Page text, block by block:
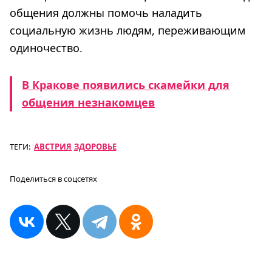
общения должны помочь наладить
социальную жизнь людям, переживающим
одиночество.
В Кракове появились скамейки для
общения незнакомцев
ТЕГИ: АВСТРИЯ ЗДОРОВЬЕ
Поделиться в соцсетях